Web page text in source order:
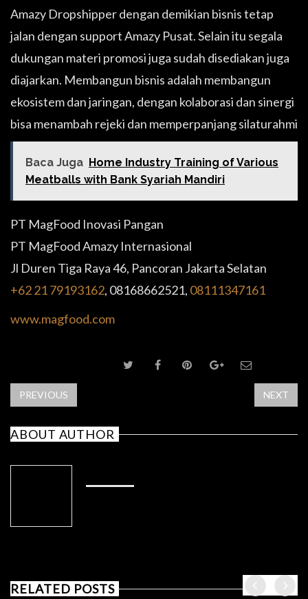
Amazy Dropshipper dengan demikian bisnis tetap
jalan dengan support Amazy Pusat. Selain itu segala
dukungan materi promosi juga sudah disediakan juga
diajarkan. Membangun bisnis adalah membangun
ekosistem dan jaringan, dengan kolaborasi dan sinergi
bisa menambah rejeki dan memperpanjang silaturahmi
Baca Juga Home Industry Training of Various
Meatballs with Bank Syariah Mandiri
PT MagFood Inovasi Pangan
PT MagFood Amazy Internasional
Jl Duren Tiga Raya 46, Pancoran Jakarta Selatan
+62 21 79193162‬, 08168662521, 08111347161
www.magfood.com
PREVIOUS NEXT
ABOUT AUTHOR
RELATED POSTS